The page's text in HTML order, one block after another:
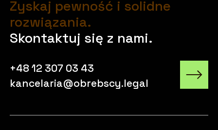
Zyskaj pewność i solidne
rozwiązania.
Skontaktuj się z nami.
+48 12 307 03 43
kancelaria@obrebscy.legal